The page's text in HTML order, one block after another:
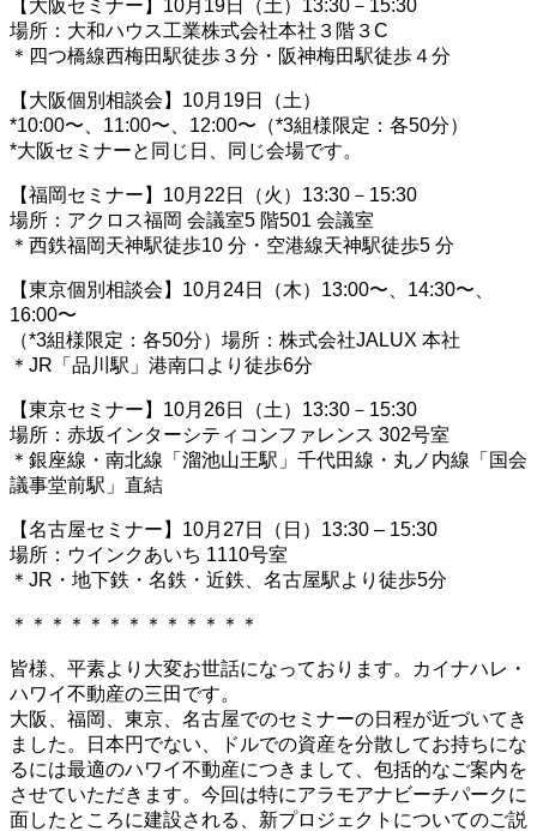
【大阪セミナー】10月19日（土）13:30－15:30
場所：大和ハウス工業株式会社本社３階３C
＊四つ橋線西梅田駅徒歩３分・阪神梅田駅徒歩４分
【大阪個別相談会】10月19日（土）
*10:00〜、11:00〜、12:00〜（*3組様限定：各50分）
*大阪セミナーと同じ日、同じ会場です。
【福岡セミナー】10月22日（火）13:30－15:30
場所：アクロス福岡 会議室5 階501 会議室
＊西鉄福岡天神駅徒歩10 分・空港線天神駅徒歩5 分
【東京個別相談会】10月24日（木）13:00〜、14:30〜、
16:00〜
（*3組様限定：各50分）場所：株式会社JALUX 本社
＊JR「品川駅」港南口より徒歩6分
【東京セミナー】10月26日（土）13:30－15:30
場所：赤坂インターシティコンファレンス 302号室
＊銀座線・南北線「溜池山王駅」千代田線・丸ノ内線「国会
議事堂前駅」直結
【名古屋セミナー】10月27日（日）13:30 – 15:30
場所：ウインクあいち 1110号室
＊JR・地下鉄・名鉄・近鉄、名古屋駅より徒歩5分
＊＊＊＊＊＊＊＊＊＊＊＊＊
皆様、平素より大変お世話になっております。カイナハレ・
ハワイ不動産の三田です。
大阪、福岡、東京、名古屋でのセミナーの日程が近づいてき
ました。日本円でない、ドルでの資産を分散してお持ちにな
るには最適のハワイ不動産につきまして、包括的なご案内を
させていただきます。今回は特にアラモアナビーチパークに
面したところに建設される、新プロジェクトについてのご説